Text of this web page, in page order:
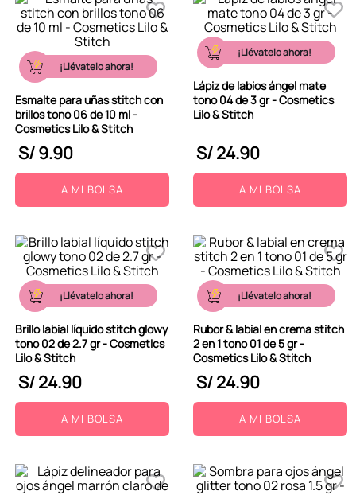
¡Llévatelo ahora!
Esmalte para uñas stitch con
brillos tono 06 de 10 ml -
Cosmetics Lilo & Stitch
S/9.90
A MI BOLSA
¡Llévatelo ahora!
Lápiz de labios ángel mate
tono 04 de 3 gr - Cosmetics
Lilo & Stitch
S/24.90
A MI BOLSA
¡Llévatelo ahora!
Brillo labial líquido stitch glowy
tono 02 de 2.7 gr - Cosmetics
Lilo & Stitch
S/24.90
A MI BOLSA
¡Llévatelo ahora!
Rubor & labial en crema stitch
2 en 1 tono 01 de 5 gr -
Cosmetics Lilo & Stitch
S/24.90
A MI BOLSA